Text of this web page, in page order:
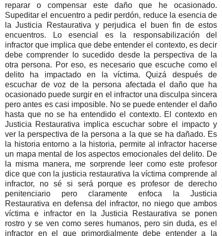
reparar o compensar este daño que he ocasionado.
Supeditar el encuentro a pedir perdón, reduce la esencia de
la Justicia Restaurativa y perjudica el buen fin de estos
encuentros. Lo esencial es la responsabilización del
infractor que implica que debe entender el contexto, es decir
debe comprender lo sucedido desde la perspectiva de la
otra persona. Por eso, es necesario que escuche como el
delito ha impactado en la víctima. Quizá después de
escuchar de voz de la persona afectada el daño que ha
ocasionado puede surgir en el infractor una disculpa sincera
pero antes es casi imposible. No se puede entender el daño
hasta que no se ha entendido el contexto. El contexto en
Justicia Restaurativa implica escuchar sobre el impacto y
ver la perspectiva de la persona a la que se ha dañado. Es
la historia entorno a la historia, permite al infractor hacerse
un mapa mental de los aspectos emocionales del delito. De
la misma manera, me sorprende leer como este profesor
dice que con la justicia restaurativa la víctima comprende al
infractor, no sé si será porque es profesor de derecho
penitenciario pero claramente enfoca la Justicia
Restaurativa en defensa del infractor, no niego que ambos
víctima e infractor en la Justicia Restaurativa se ponen
rostro y se ven como seres humanos, pero sin duda, es el
infractor en el que primordialmente debe entender a la